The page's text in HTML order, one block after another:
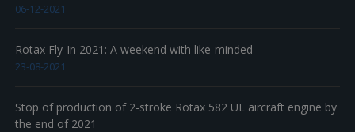
06-12-2021
Rotax Fly-In 2021: A weekend with like-minded
23-08-2021
Stop of production of 2-stroke Rotax 582 UL aircraft engine by
the end of 2021